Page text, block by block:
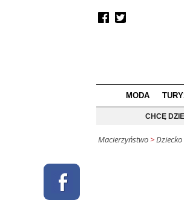
MODA
CHCĘ
Macierzyństwo >